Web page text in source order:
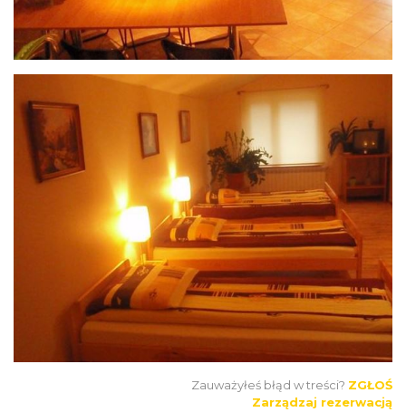
Zauważyłeś błąd w treści? ZGŁOŚ
Zarządzaj rezerwacją